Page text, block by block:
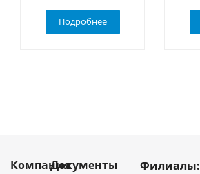
Подробнее
КомпанияДокументы Филиалы: